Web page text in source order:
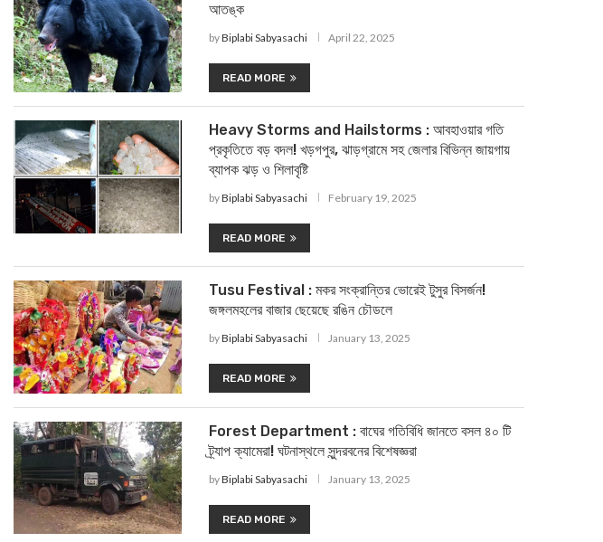
আতঙ্ক
byBiplabi Sabyasachi April 22, 2025
READ MORE
Heavy Storms and Hailstorms : আবহাওয়ার গতি
প্রকৃতিতে বড় বদল! খড়গপুর, ঝাড়গ্রামে সহ জেলার বিভিন্ন জায়গায়
ব্যাপক ঝড় ও শিলাবৃষ্টি
byBiplabi Sabyasachi February 19, 2025
READ MORE
Tusu Festival : মকর সংক্রান্তির ভোরেই টুসুর বিসর্জন!
জঙ্গলমহলের বাজার ছেয়েছে রঙিন চৌডলে
byBiplabi Sabyasachi January 13, 2025
READ MORE
Forest Department : বাঘের গতিবিধি জানতে বসল ৪০ টি
ট্র্যাপ ক্যামেরা! ঘটনাস্থলে সুন্দরবনের বিশেষজ্ঞরা
byBiplabi Sabyasachi January 13, 2025
READ MORE